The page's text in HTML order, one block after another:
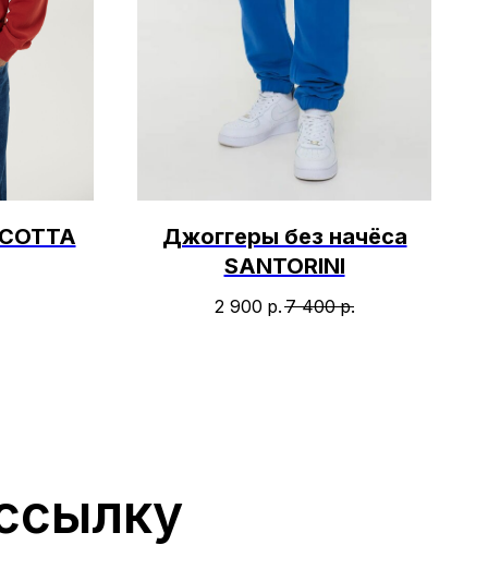
Джоггеры без начёса
SANTORINI
2 900 р.7 400 р.